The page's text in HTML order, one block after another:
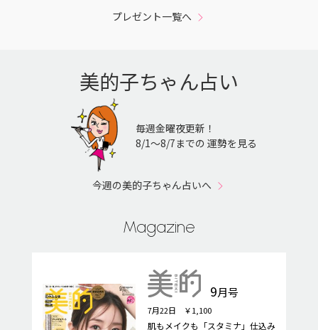
プレゼント一覧へ
美的子ちゃん占い
毎週金曜夜更新！
8/1〜8/7までの 運勢を見る
今週の美的子ちゃん占いへ
Magazine
9月号
7月22日 ￥1,100
肌もメイクも「スタミナ」仕込み